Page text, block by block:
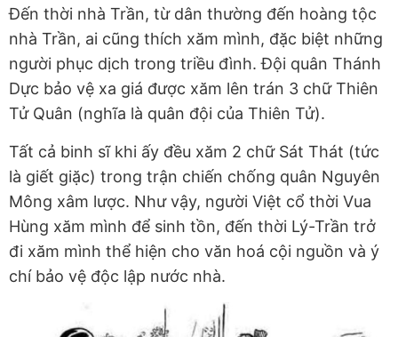
Đến thời nhà Trần, từ dân thường đến hoàng tộc
nhà Trần, ai cũng thích xăm mình, đặc biệt những
người phục dịch trong triều đình. Đội quân Thánh
Dực bảo vệ xa giá được xăm lên trán 3 chữ Thiên
Tử Quân (nghĩa là quân đội của Thiên Tử).
Tất cả binh sĩ khi ấy đều xăm 2 chữ Sát Thát (tức
là giết giặc) trong trận chiến chống quân Nguyên
Mông xâm lược. Như vậy, người Việt cổ thời Vua
Hùng xăm mình để sinh tồn, đến thời Lý-Trần trở
đi xăm mình thể hiện cho văn hoá cội nguồn và ý
chí bảo vệ độc lập nước nhà.